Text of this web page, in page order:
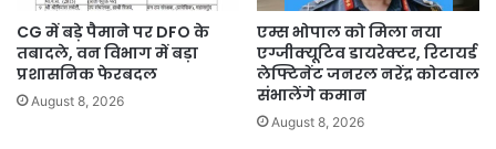
CG में बड़े पैमाने पर DFO के
तबादले, वन विभाग में बड़ा
प्रशासनिक फेरबदल
August 8, 2026
एम्स भोपाल को मिला नया
एग्जीक्यूटिव डायरेक्टर, रिटायर्ड
लेफ्टिनेंट जनरल नरेंद्र कोटवाल
संभालेंगे कमान
August 8, 2026